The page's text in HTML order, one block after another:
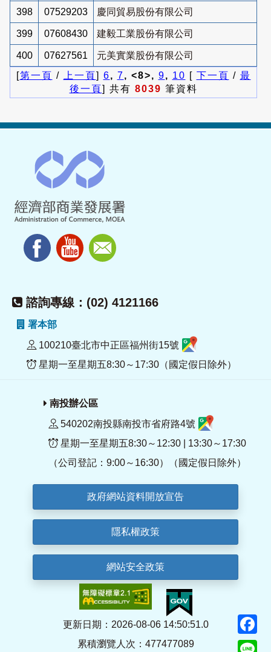
398 07529203 慶同貿易股份有限公司
399 07608430 建毅工業股份有限公司
400 07627561
元美實業股份有限公司
[第一頁 / 上一頁] 6, 7, <8>, 9, 10 [ 下一頁 / 最
後一頁] 共有 8039 筆資料
諮詢專線：(02) 4121166
署本部
100210臺北市中正區福州街15號
星期一至星期五8:30～17:30（國定假日除外）
南投辦公區
540202南投縣南投市省府路4號
星期一至星期五8:30～12:30 | 13:30～17:30
（公司登記：9:00～16:30）（國定假日除外）
政府網站資料開放宣告
隱私權政策
網站安全政策
更新日期：2026-08-06 14:50:51.0
累積瀏覽人次：477477089